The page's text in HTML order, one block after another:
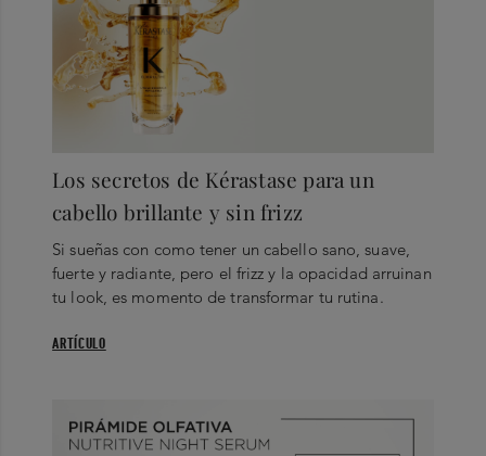
Los secretos de Kérastase para un
cabello brillante y sin frizz
Si sueñas con como tener un cabello sano, suave,
fuerte y radiante, pero el frizz y la opacidad arruinan
tu look, es momento de transformar tu rutina.
ARTÍCULO